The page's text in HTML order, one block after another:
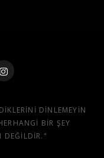
DINLEMEYIN
BIR ŞEY
DEĞILDIR."